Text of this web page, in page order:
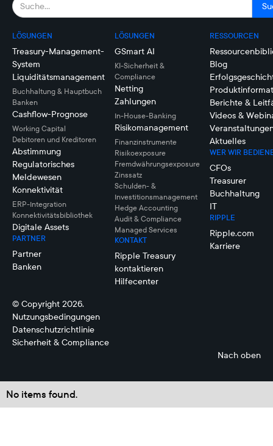
LÖSUNGEN
Treasury-Management-
System
Liquiditätsmanagement
Buchhaltung & Hauptbuch
Banken
Cashflow-Prognose
Working Capital
Debitoren und Kreditoren
Abstimmung
Regulatorisches
Meldewesen
Konnektivität
ERP-Integration
Konnektivitätsbibliothek
Digitale Assets
PARTNER
Partner
Banken
LÖSUNGEN
GSmart AI
KI-Sicherheit &
Compliance
Netting
Zahlungen
In-House-Banking
Risikomanagement
Finanzinstrumente
Risikoexposure
Fremdwährungsexposure
Zinssatz
Schulden- &
Investitionsmanagement
Hedge Accounting
Audit & Compliance
Managed Services
KONTAKT
Ripple Treasury
kontaktieren
Hilfecenter
RESSOURCEN
Blog
Berichte &
Videos &
Aktuelles
WER WIR
CFOs
Treasurer
Buchhaltung
IT
RIPPLE
Ripple.com
Karriere
© Copyright 2026.
Nutzungsbedingungen
Datenschutzrichtlinie
Sicherheit & Compliance
Nach oben
No items found.